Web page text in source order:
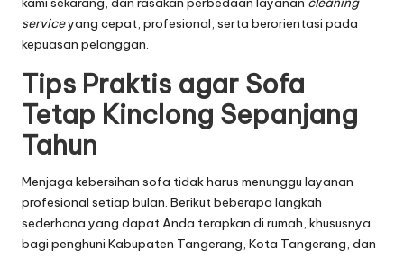
serviceyang cepat, profesional, serta berorientasi pada
kepuasan pelanggan.
Tips Praktis agar Sofa
Tetap Kinclong Sepanjang
Tahun
Menjaga kebersihan sofa tidak harus menunggu layanan
profesional setiap bulan. Berikut beberapa langkah
sederhana yang dapat Anda terapkan di rumah, khususnya
bagi penghuni Kabupaten Tangerang, Kota Tangerang, dan